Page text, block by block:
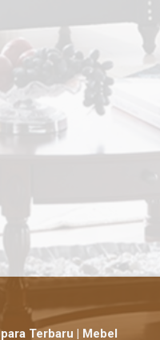
Terbaru | Mebel